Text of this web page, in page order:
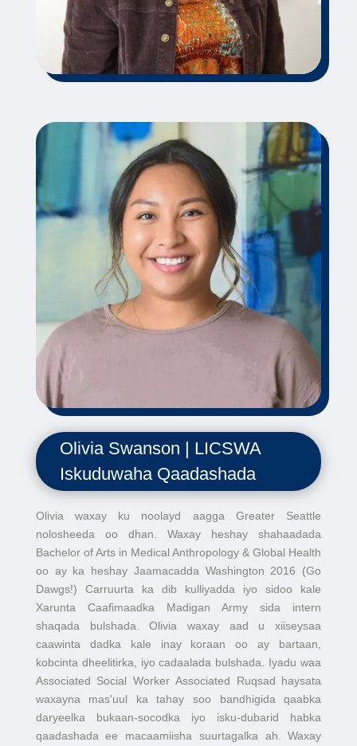
Olivia Swanson | LICSWA
Iskuduwaha Qaadashada
Olivia waxay ku noolayd aagga Greater Seattle
nolosheeda oo dhan. Waxay heshay shahaadada
Bachelor of Arts in Medical Anthropology & Global Health
oo ay ka heshay Jaamacadda Washington 2016 (Go
Dawgs!) Carruurta ka dib kulliyadda iyo sidoo kale
Xarunta Caafimaadka Madigan Army sida intern
shaqada bulshada. Olivia waxay aad u xiiseysaa
caawinta dadka kale inay koraan oo ay bartaan,
kobcinta dheelitirka, iyo cadaalada bulshada. Iyadu waa
Associated Social Worker Associated Ruqsad haysata
waxayna mas'uul ka tahay soo bandhigida qaabka
daryeelka bukaan-socodka iyo isku-dubarid habka
qaadashada ee macaamiisha suurtagalka ah. Waxay